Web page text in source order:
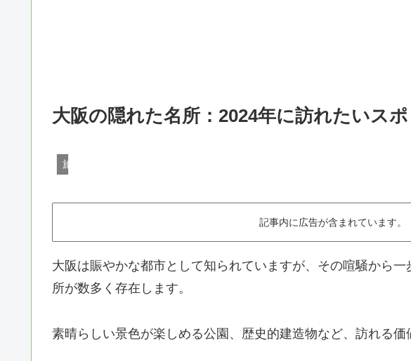
大阪の隠れた名所：2024年に訪れたいスポ
旅行
記事内に広告が含まれています。
大阪は賑やかな都市として知られていますが、その喧騒から
所が数多く存在します。
素晴らしい景色が楽しめる公園、歴史的建造物など、訪れる価